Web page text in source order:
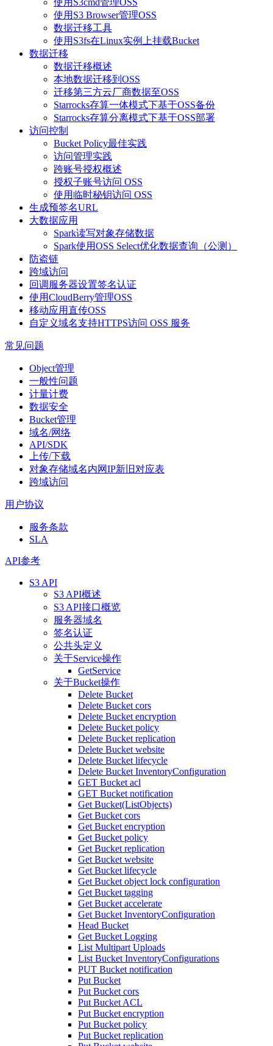
使用S3cmd管理OSS
使用S3 Browser管理OSS
数据迁移工具
使用S3fs在Linux实例上挂载Bucket
数据迁移
数据迁移概述
本地数据迁移到OSS
迁移第三方云厂商数据至OSS
Starrocks存算一体模式下基于OSS备份
Starrocks存算分离模式下基于OSS部署
访问控制
Bucket Policy最佳实践
访问管理实践
跨账号授权概述
授权子账号访问 OSS
使用临时秘钥访问 OSS
生成预签名URL
大数据应用
Spark读写对象存储数据
Spark使用OSS Select优化数据查询（公测）
防盗链
跨域访问
回调服务器设置签名认证
使用CloudBerry管理OSS
移动应用直传OSS
自定义域名支持HTTPS访问 OSS 服务
常见问题
Object管理
一般性问题
计量计费
数据安全
Bucket管理
域名/网络
API/SDK
上传/下载
对象存储域名内网IP新旧对应表
跨域访问
用户协议
服务条款
SLA
API参考
S3 API
S3 API概述
S3 API接口概览
服务器域名
签名认证
公共头定义
关于Service操作
GetService
关于Bucket操作
Delete Bucket
Delete Bucket cors
Delete Bucket encryption
Delete Bucket policy
Delete Bucket replication
Delete Bucket website
Delete Bucket lifecycle
Delete Bucket InventoryConfiguration
GET Bucket acl
GET Bucket notification
Get Bucket(ListObjects)
Get Bucket cors
Get Bucket encryption
Get Bucket policy
Get Bucket replication
Get Bucket website
Get Bucket lifecycle
Get Bucket object lock configuration
Get Bucket tagging
Get Bucket accelerate
Get Bucket InventoryConfiguration
Head Bucket
Get Bucket Logging
List Multipart Uploads
List Bucket InventoryConfigurations
PUT Bucket notification
Put Bucket
Put Bucket cors
Put Bucket ACL
Put Bucket encryption
Put Bucket policy
Put Bucket replication